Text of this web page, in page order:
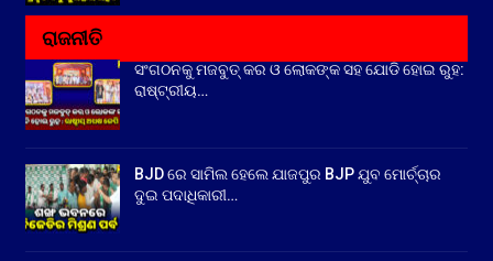
ରାଜନୀତି
ସଂଗଠନକୁ ମଜବୁତ୍ କର ଓ ଲୋକଙ୍କ ସହ ଯୋଡି ହୋଇ ରୁହ:
ରାଷ୍ଟ୍ରୀୟ…
BJD ରେ ସାମିଲ ହେଲେ ଯାଜପୁର BJP ଯୁବ ମୋର୍ଚ୍ଚାର
ଦୁଇ ପଦାଧିକାରୀ…